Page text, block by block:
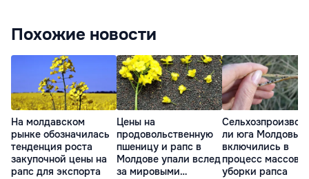
Похожие новости
На молдавском
рынке обозначилась
тенденция роста
закупочной цены на
рапс для экспорта
Цены на
продовольственную
пшеницу и рапс в
Молдове упали вслед
за мировыми
ли юга Молдовы
включились в
процесс
уборки рапса